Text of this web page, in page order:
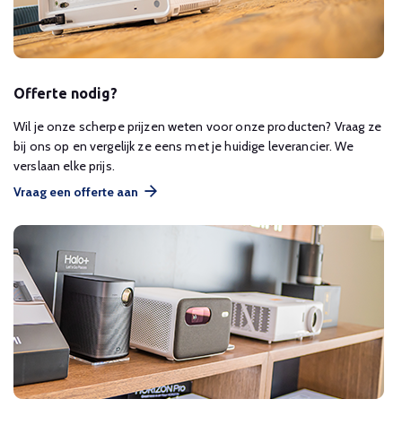
Offerte nodig?
Wil je onze scherpe prijzen weten voor onze producten? Vraag ze
bij ons op en vergelijk ze eens met je huidige leverancier. We
verslaan elke prijs.
Vraag een offerte aan